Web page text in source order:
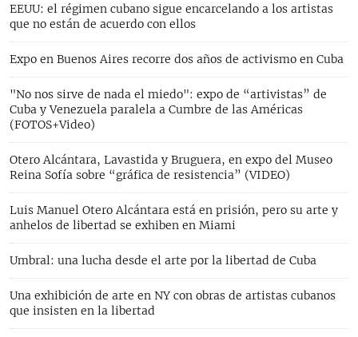
EEUU: el régimen cubano sigue encarcelando a los artistas
que no están de acuerdo con ellos
Expo en Buenos Aires recorre dos años de activismo en Cuba
"No nos sirve de nada el miedo": expo de “artivistas” de
Cuba y Venezuela paralela a Cumbre de las Américas
(FOTOS+Video)
Otero Alcántara, Lavastida y Bruguera, en expo del Museo
Reina Sofía sobre “gráfica de resistencia” (VIDEO)
Luis Manuel Otero Alcántara está en prisión, pero su arte y
anhelos de libertad se exhiben en Miami
Umbral: una lucha desde el arte por la libertad de Cuba
Una exhibición de arte en NY con obras de artistas cubanos
que insisten en la libertad